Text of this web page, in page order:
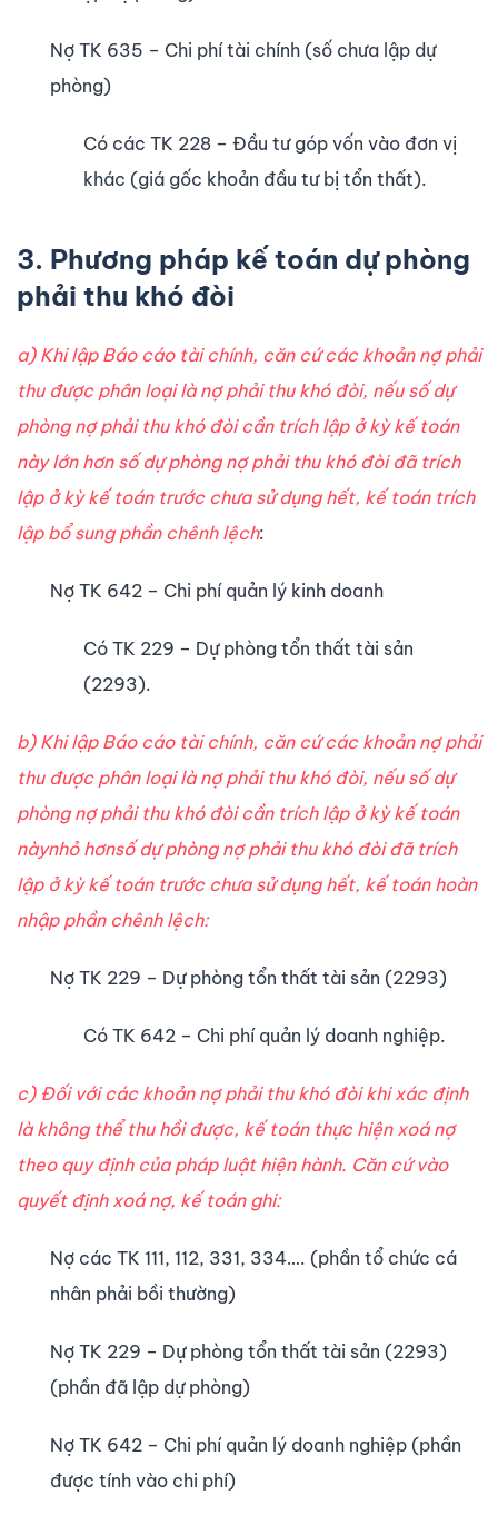
Nợ TK 635 – Chi phí tài chính (số chưa lập dự
phòng)
Có các TK 228 – Đầu tư góp vốn vào đơn vị
khác (giá gốc khoản đầu tư bị tổn thất).
3. Phương pháp kế toán dự phòng
phải thu khó đòi
a) Khi lập Báo cáo tài chính, căn cứ các khoản nợ phải
thu được phân loại là nợ phải thu khó đòi, nếu số dự
phòng nợ phải thu khó đòi cần trích lập ở kỳ kế toán
này lớn hơn số dự phòng nợ phải thu khó đòi đã trích
lập ở kỳ kế toán trước chưa sử dụng hết, kế toán trích
lập bổ sung phần chênh lệch:
Nợ TK 642 – Chi phí quản lý kinh doanh
Có TK 229 – Dự phòng tổn thất tài sản
(2293).
b) Khi lập Báo cáo tài chính, căn cứ các khoản nợ phải
thu được phân loại là nợ phải thu khó đòi, nếu số dự
phòng nợ phải thu khó đòi cần trích lập ở kỳ kế toán
nàynhỏ hơnsố dự phòng nợ phải thu khó đòi đã trích
lập ở kỳ kế toán trước chưa sử dụng hết, kế toán hoàn
nhập phần chênh lệch:
Nợ TK 229 – Dự phòng tổn thất tài sản (2293)
Có TK 642 – Chi phí quản lý doanh nghiệp.
c) Đối với các khoản nợ phải thu khó đòi khi xác định
là không thể thu hồi được, kế toán thực hiện xoá nợ
theo quy định của pháp luật hiện hành. Căn cứ vào
quyết định xoá nợ, kế toán ghi:
Nợ các TK 111, 112, 331, 334…. (phần tổ chức cá
nhân phải bồi thường)
Nợ TK 229 – Dự phòng tổn thất tài sản (2293)
(phần đã lập dự phòng)
Nợ TK 642 – Chi phí quản lý doanh nghiệp (phần
được tính vào chi phí)